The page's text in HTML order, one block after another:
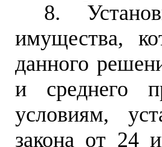
8.
имущества,
данного
и среднего
условиям,
закона от 24